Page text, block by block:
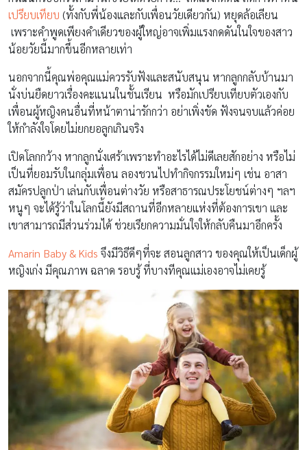
เปรียบเทียบ (ทั้งกับพี่น้องและกับเพื่อนวัยเดียวกัน) หยุดล้อเลียน
เพราะคำพูดเพียงคำเดียวของผู้ใหญ่อาจเพิ่มแรงกดดันในใจของสาว
น้อยวัยนี้มากขึ้นอีกหลายเท่า
นอกจากนี้คุณพ่อคุณแม่ควรรับฟังและสนับสนุน หากลูกกลับบ้านมา
นั่งบ่นยืดยาวเรื่องคะแนนในชั้นเรียน หรือมักเปรียบเทียบตัวเองกับ
เพื่อนผู้หญิงคนอื่นที่หน้าตาน่ารักกว่า อย่าเพิ่งขัด ฟังจนจบแล้วค่อย
ให้กำลังใจโดยไม่ยกยอลูกเกินจริง
เปิดโลกกว้าง หากลูกนั่งเศร้าเพราะทำอะไรได้ไม่ดีเลยสักอย่าง หรือไม่
เป็นที่ยอมรับในกลุ่มเพื่อน ลองชวนไปทำกิจกรรมใหม่ๆ เช่น อาสา
สมัครปลูกป่า เล่นกับเพื่อนต่างวัย หรือสาธารณประโยชน์ต่างๆ ฯลฯ
หนูๆ จะได้รู้ว่าในโลกนี้ยังมีสถานที่อีกหลายแห่งที่ต้องการเขา และ
เขาสามารถมีส่วนร่วมได้ ช่วยเรียกความมั่นใจให้กลับคืนมาอีกครั้ง
Amarin Baby & Kids จึงมีวิธีดีๆที่จะ สอนลูกสาว ของคุณให้เป็นเด็กผู้
หญิงเก่ง มีคุณภาพ ฉลาด รอบรู้ ที่บางทีคุณแม่เองอาจไม่เคยรู้